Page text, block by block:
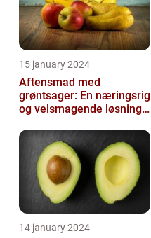
15 january 2024
Aftensmad med
grøntsager: En næringsrig
og velsmagende løsning
14 january 2024